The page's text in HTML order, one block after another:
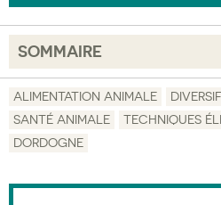
SOMMAIRE
Description
Moyens pédagogiques
ALIMENTATION ANIMALE
SANTÉ ANIMALE
TECHNIQUES
DORDOGNE